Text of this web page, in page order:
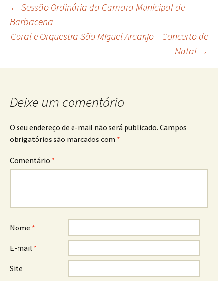
Navegação
de
posts
← Sessão Ordinária da Camara Municipal de
Barbacena
Coral e Orquestra São Miguel Arcanjo – Concerto de
Natal →
Deixe um comentário
O seu endereço de e-mail não será publicado. Campos
obrigatórios são marcados com *
Comentário *
Nome *
E-mail *
Site